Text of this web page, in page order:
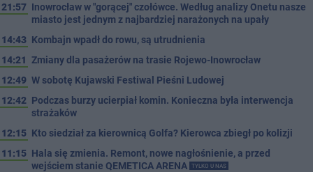
21:57 Inowrocław w "gorącej" czołówce. Według analizy Onetu nasze
miasto jest jednym z najbardziej narażonych na upały
14:43 Kombajn wpadł do rowu, są utrudnienia
14:21 Zmiany dla pasażerów na trasie Rojewo-Inowrocław
12:49 W sobotę Kujawski Festiwal Pieśni Ludowej
12:42 Podczas burzy ucierpiał komin. Konieczna była interwencja
strażaków
12:15 Kto siedział za kierownicą Golfa? Kierowca zbiegł po kolizji
11:15 Hala się zmienia. Remont, nowe nagłośnienie, a przed
wejściem stanie QEMETICA ARENA
TYLKO U NAS